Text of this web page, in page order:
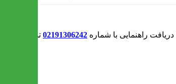
راهنمایی با شماره 02191306242 تماس بگیرید